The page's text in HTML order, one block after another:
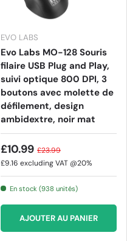
EVO LABS
Evo Labs MO-128 Souris
filaire USB Plug and Play,
suivi optique 800 DPI, 3
boutons avec molette de
défilement, design
ambidextre, noir mat
£10.99 £23.99
£9.16 excluding VAT @20%
En stock (938 unités)
AJOUTER AU PANIER